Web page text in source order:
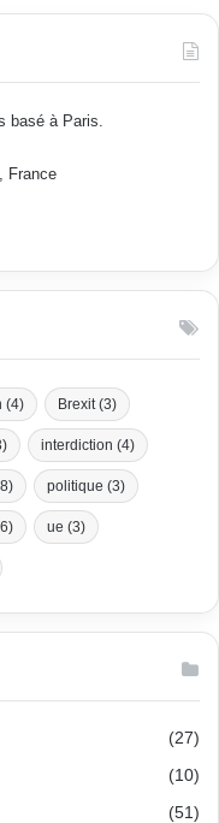
basé à Paris.
France
(4) Brexit(3)
interdiction (4)
politique (3)
ue (3)
(27)
(10)
(51)